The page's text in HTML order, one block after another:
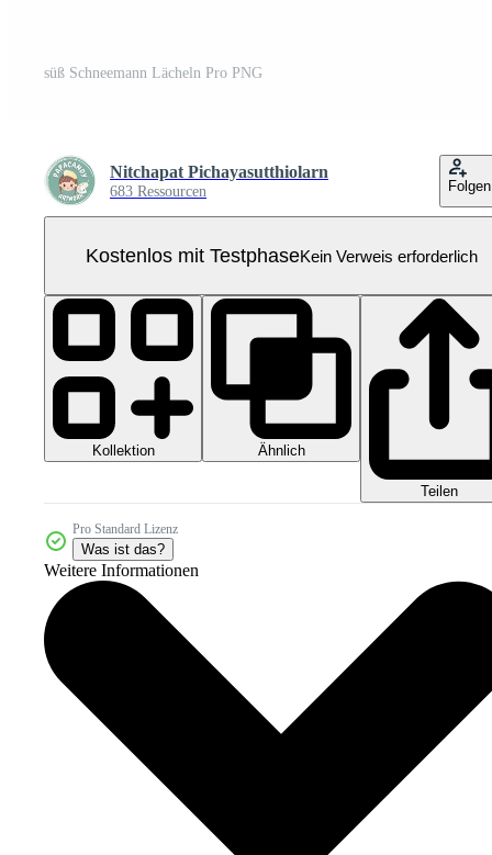
süß Schneemann Lächeln Pro PNG
Nitchapat Pichayasutthiolarn
683 Ressourcen Folgen
Kostenlos mit TestphaseKein Verweis erforderlich
Kollektion Ähnlich
Teilen
Pro Standard Lizenz
Was ist das?
Weitere Informationen